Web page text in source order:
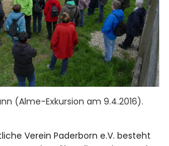
(Alme-Exkursion am 9.4.2016).
Verein Paderborn e.V. besteht